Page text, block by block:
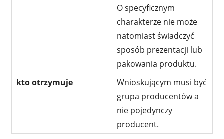
O specyficznym
charakterze nie może
natomiast świadczyć
sposób prezentacji lub
pakowania produktu.
kto otrzymuje
Wnioskującym musi być
grupa producentów a
nie pojedynczy
producent.